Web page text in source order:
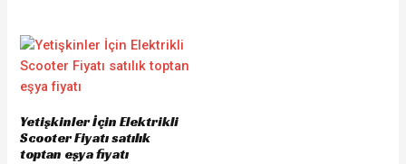
Yetişkinler İçin Elektrikli
Scooter Fiyatı satılık
toptan eşya fiyatı